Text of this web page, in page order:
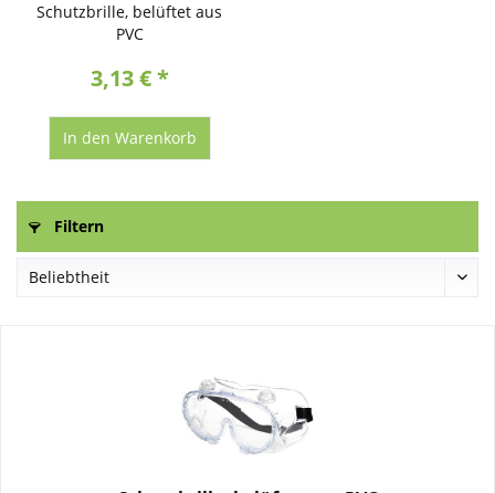
Schutzbrille, belüftet aus
PVC
3,13 € *
In den Warenkorb
Filtern